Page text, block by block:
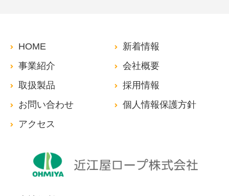
HOME
新着情報
事業紹介
会社概要
取扱製品
採用情報
お問い合わせ
個人情報保護方針
アクセス